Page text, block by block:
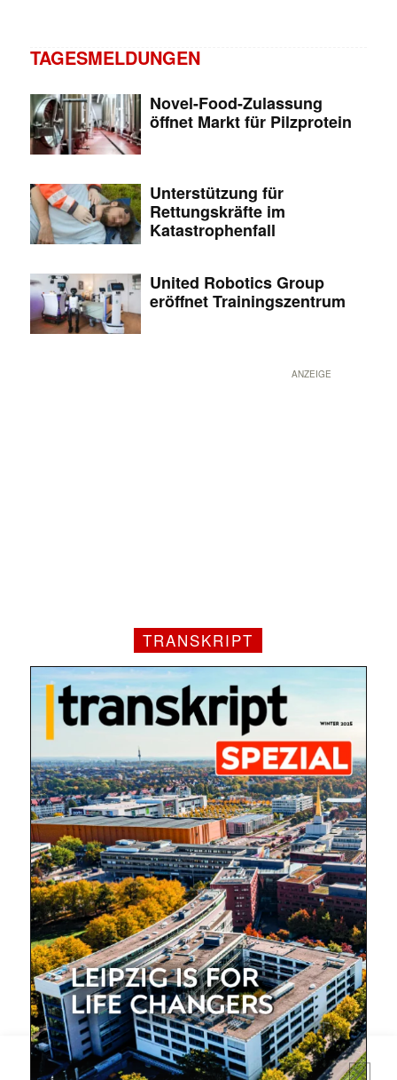
Mit dem |transkript-Newsletter
jede Woche aktuell informiert.
E-
Mail
(erforderlich)
TAGESMELDUNGEN
Novel-Food-Zulassung
öffnet Markt für Pilzprotein
Unterstützung für
Rettungskräfte im
Katastrophenfall
United Robotics Group
eröffnet Trainingszentrum
ANZEIGE
TRANSKRIPT